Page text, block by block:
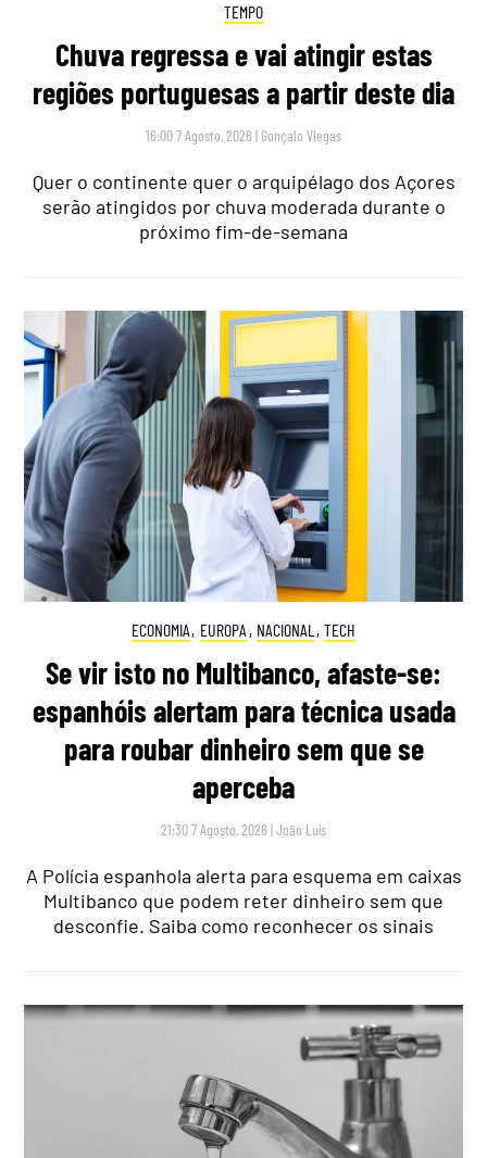
TEMPO
Chuva regressa e vai atingir estas
regiões portuguesas a partir deste dia
16:00 7 Agosto, 2026 | Gonçalo Viegas
Quer o continente quer o arquipélago dos Açores
serão atingidos por chuva moderada durante o
próximo fim-de-semana
ECONOMIA, EUROPA , NACIONAL , TECH
Se vir isto no Multibanco, afaste-se:
espanhóis alertam para técnica usada
para roubar dinheiro sem que se
aperceba
21:30 7 Agosto, 2026 |João Luís
A Polícia espanhola alerta para esquema em caixas
Multibanco que podem reter dinheiro sem que
desconfie. Saiba como reconhecer os sinais